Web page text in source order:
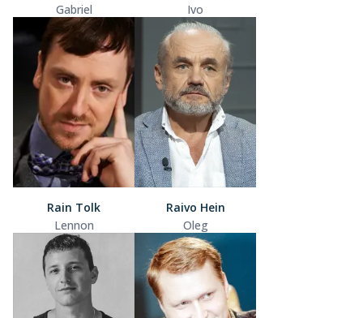
Gabriel
Ivo
Rain Tolk
Lennon
Raivo Hein
Oleg